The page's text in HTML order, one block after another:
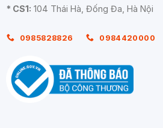
* CS1: 104 Thái Hà, Đống Đa, Hà Nội
0985828826 0984420000